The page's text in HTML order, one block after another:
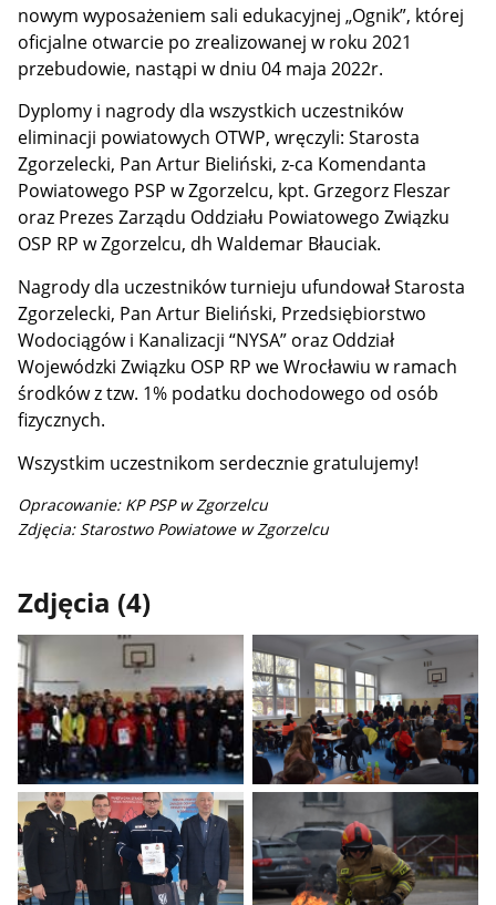
nowym wyposażeniem sali edukacyjnej „Ognik”, której
oficjalne otwarcie po zrealizowanej w roku 2021
przebudowie, nastąpi w dniu 04 maja 2022r.
Dyplomy i nagrody dla wszystkich uczestników
eliminacji powiatowych OTWP, wręczyli: Starosta
Zgorzelecki, Pan Artur Bieliński, z-ca Komendanta
Powiatowego PSP w Zgorzelcu, kpt. Grzegorz Fleszar
oraz Prezes Zarządu Oddziału Powiatowego Związku
OSP RP w Zgorzelcu, dh Waldemar Błauciak.
Nagrody dla uczestników turnieju ufundował Starosta
Zgorzelecki, Pan Artur Bieliński, Przedsiębiorstwo
Wodociągów i Kanalizacji “NYSA” oraz Oddział
Wojewódzki Związku OSP RP we Wrocławiu w ramach
środków z tzw. 1% podatku dochodowego od osób
fizycznych.
Wszystkim uczestnikom serdecznie gratulujemy!
Opracowanie: KP PSP w Zgorzelcu
Zdjęcia: Starostwo Powiatowe w Zgorzelcu
Zdjęcia (4)
Pokaż
zdjęcie
1
z
galerii.
Pokaż
2
z
galerii.